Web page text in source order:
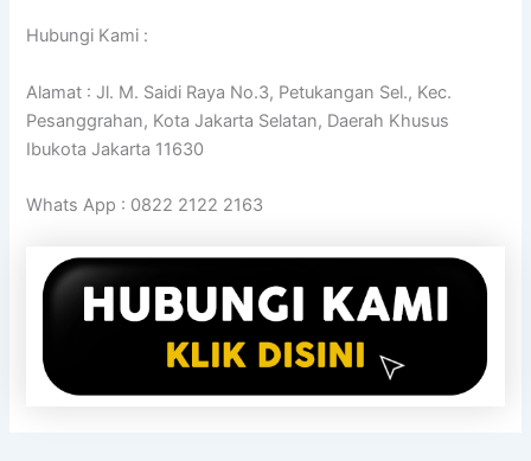
Hubungi Kami :
Alamat : Jl. M. Saidi Raya No.3, Petukangan Sel., Kec.
Pesanggrahan, Kota Jakarta Selatan, Daerah Khusus
Ibukota Jakarta 11630
Whats App : 0822 2122 2163